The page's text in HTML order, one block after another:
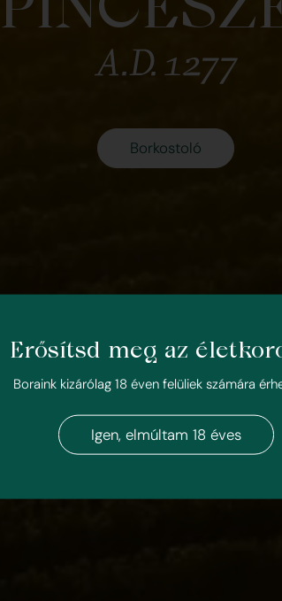
Borkostoló
Erősítsd meg az
Boraink kizárólag 18 éven felüliek számára
Igen, elmúltam 18 éves